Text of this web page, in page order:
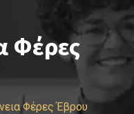
Φέρες
Φέρες Έβρου